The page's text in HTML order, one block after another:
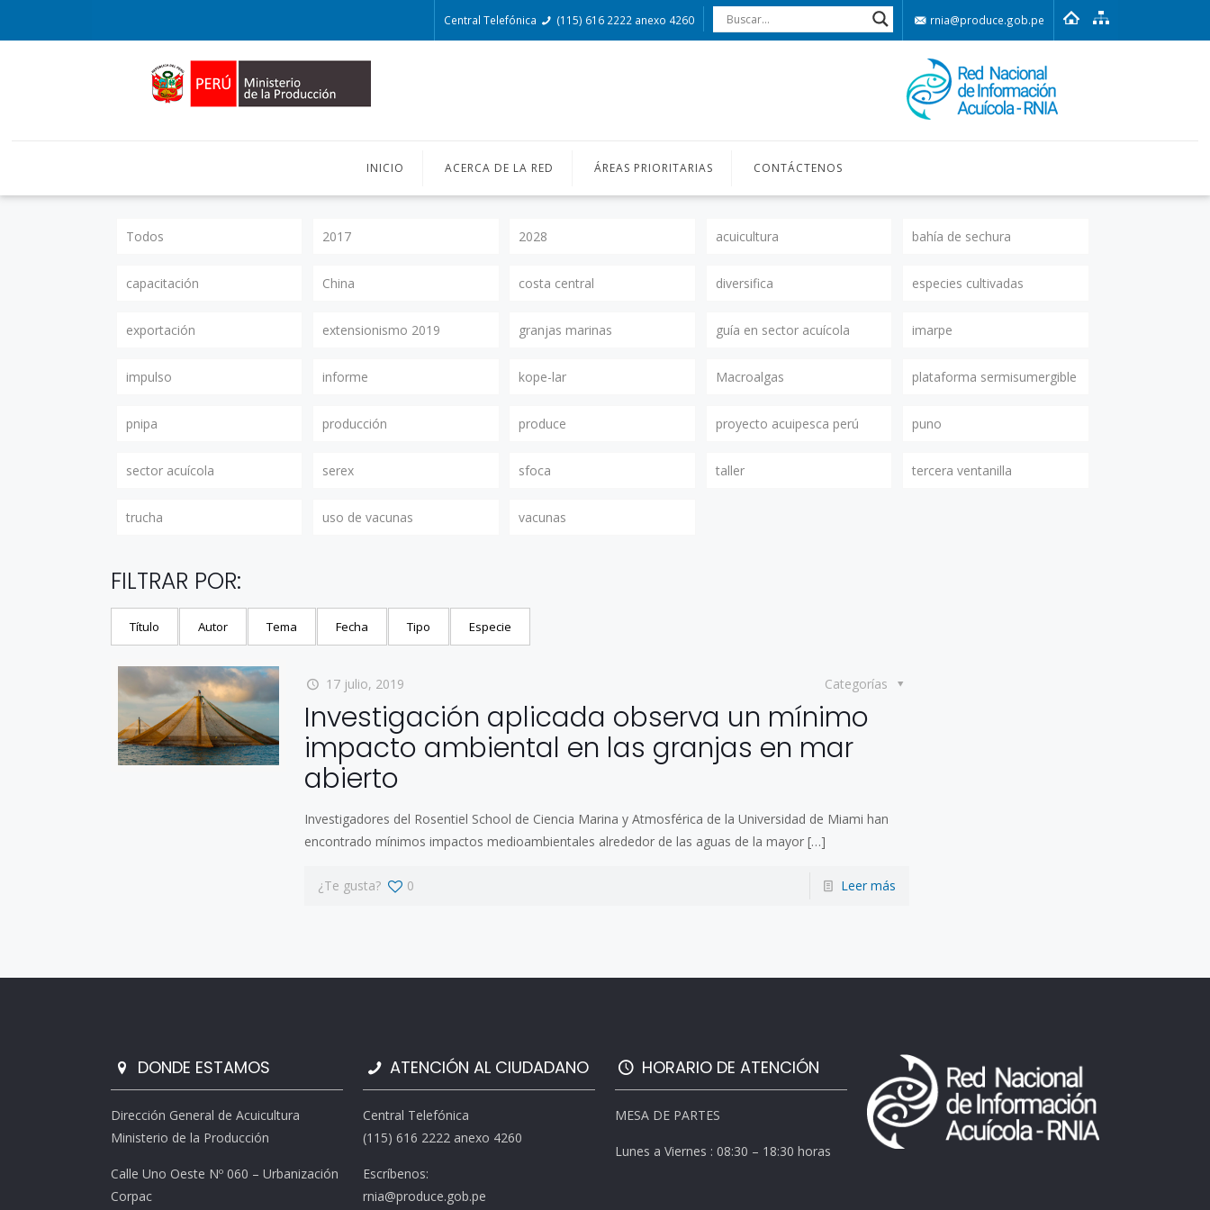
Central Telefónica (115) 616 2222 anexo 4260 rnia@produce.gob.pe
INICIO ACERCA DE LA RED ÁREAS PRIORITARIAS CONTÁCTENOS
Todos 2017 2028 acuicultura bahía de sechura
capacitación China costa central diversifica especies cultivadas
exportación extensionismo 2019 granjas marinas guía en sector acuícola imarpe
impulso informe kope-lar Macroalgas plataforma sermisumergible
pnipa producción produce proyecto acuipesca perú puno
sector acuícola serex sfoca taller tercera ventanilla
trucha uso de vacunas vacunas
FILTRAR POR:
Título Autor Tema Fecha Tipo Especie
17 julio, 2019 Categorías
Investigación aplicada observa un mínimo
impacto ambiental en las granjas en mar
abierto
Investigadores del Rosentiel School de Ciencia Marina y Atmosférica de la Universidad de Miami han
encontrado mínimos impactos medioambientales alrededor de las aguas de la mayor […]
¿Te gusta? 0 Leer más
DONDE ESTAMOS
Dirección General de Acuicultura
Ministerio de la Producción
Calle Uno Oeste Nº 060 – Urbanización
Corpac
ATENCIÓN AL CIUDADANO
Central Telefónica
(115) 616 2222 anexo 4260
Escríbenos:
rnia@produce.gob.pe
HORARIO DE ATENCIÓN
MESA DE PARTES
Lunes a Viernes : 08:30 – 18:30 horas